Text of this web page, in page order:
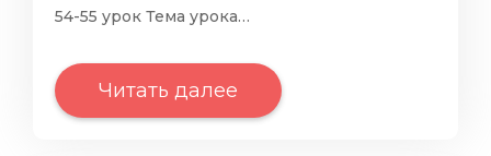
54-55 урок Тема урока…
Читать далее